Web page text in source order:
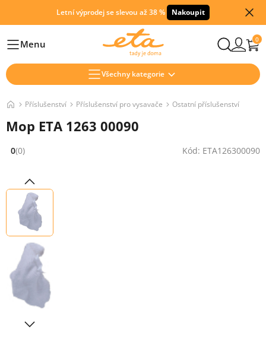
Letní výprodej se slevou až 38 % Nakoupit
HlavníMenu 0
Všechny kategorie
Příslušenství Příslušenství pro vysavače Ostatní příslušenství
Mop ETA 1263 00090
Hodnocení: 0 z 5 (0 recenzí)
0(0) Kód: ETA126300090